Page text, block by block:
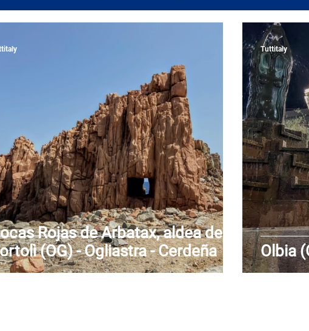
Liguria
Umbría Valle de Aosta
Rojas de Arbatax, aldea de
(OG) - Ogliastra - Cerdeña
Olbia
Tuttitaly